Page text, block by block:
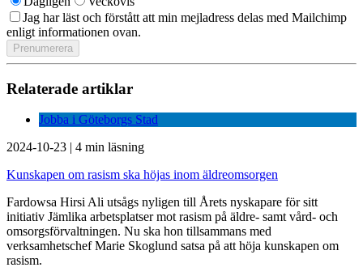
Jag har läst och förstått att min mejladress delas med Mailchimp
enligt informationen ovan.
Relaterade artiklar
Jobba i Göteborgs Stad
2024-10-23
4 min läsning
Kunskapen om rasism ska höjas inom äldreomsorgen
​Fardowsa Hirsi Ali utsågs nyligen till Årets nyskapare för sitt
initiativ Jämlika arbetsplatser mot rasism på äldre- samt vård- och
omsorgsförvaltningen. Nu ska hon tillsammans med
verksamhetschef Marie Skoglund satsa på att höja kunskapen om
rasism.